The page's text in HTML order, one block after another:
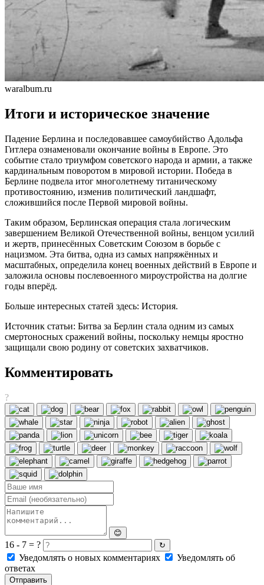
waralbum.ru
Итоги и историческое значение
Падение Берлина и последовавшее самоубийство Адольфа
Гитлера ознаменовали окончание войны в Европе. Это
событие стало триумфом советского народа и армии, а также
кардинальным поворотом в мировой истории. Победа в
Берлине подвела итог многолетнему титаническому
противостоянию, изменив политический ландшафт,
сложившийся после Первой мировой войны.
Таким образом, Берлинская операция стала логическим
завершением Великой Отечественной войны, венцом усилий
и жертв, принесённых Советским Союзом в борьбе с
нацизмом. Эта битва, одна из самых напряжённых и
масштабных, определила конец военных действий в Европе и
заложила основы послевоенного мироустройства на долгие
годы вперёд.
Больше интересных статей здесь: История.
Источник статьи: Битва за Берлин стала одним из самых
смертоносных сражений войны, поскольку немцы яростно
защищали свою родину от советских захватчиков.
Комментировать
?
😊
16 - 7 = ? ↻
Уведомлять о новых комментариях
Уведомлять об
ответах
Отправить